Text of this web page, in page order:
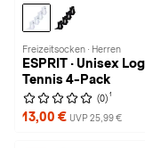
Freizeitsocken · Herren
ESPRIT · Unisex
Tennis 4-Pack
(0) 1
13,00 € UVP 25,99 €